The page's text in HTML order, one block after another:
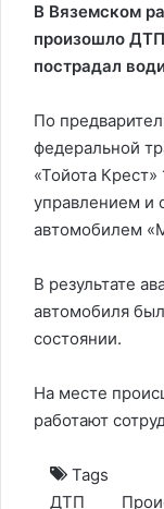
В Вяземском
произошло
пострадал
По
федеральной
«Тойота
управлением и
автомобилем
В результате
автомобиля
состоянии.
На месте
работают
Tags
ДТП